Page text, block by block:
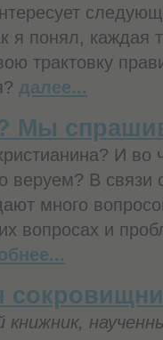
я понял, каждая
трактовку
далее...
Мы
И во
веруем? В связи
много
вопросах и
книжник,